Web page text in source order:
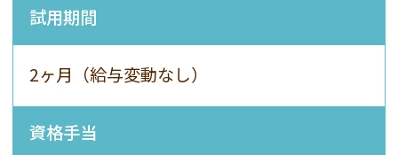
試用期間
2ヶ月（給与変動なし）
資格手当